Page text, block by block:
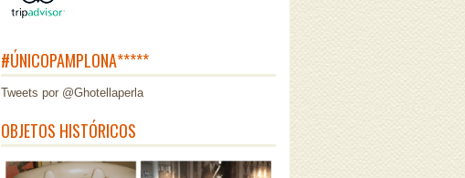
#ÚNICOPAMPLONA*****
Tweets por @Ghotellaperla
OBJETOS HISTÓRICOS